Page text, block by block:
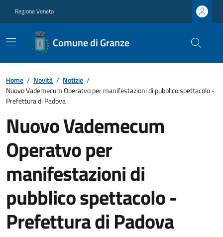
Regione Veneto
Comune di Granze
Home / Novità / Notizie /
Nuovo Vademecum Operatvo per manifestazioni di pubblico spettacolo -
Prefettura di Padova
Nuovo Vademecum
Operatvo per
manifestazioni di
pubblico spettacolo -
Prefettura di Padova